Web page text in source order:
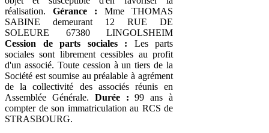
réalisation. Gérance : Mme THOMAS
SABINE demeurant 12 RUE DE
SOLEURE 67380 LINGOLSHEIM
Cession de parts sociales : Les parts
sociales sont librement cessibles au profit
d'un associé. Toute cession à un tiers de la
Société est soumise au préalable à agrément
de la collectivité des associés réunis en
Assemblée Générale. Durée : 99 ans à
compter de son immatriculation au RCS de
STRASBOURG.